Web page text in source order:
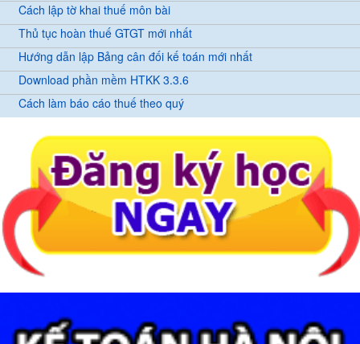
Cách lập tờ khai thuế môn bài
Thủ tục hoàn thuế GTGT mới nhất
Hướng dẫn lập Bảng cân đối kế toán mới nhất
Download phần mềm HTKK 3.3.6
Cách làm báo cáo thuế theo quý